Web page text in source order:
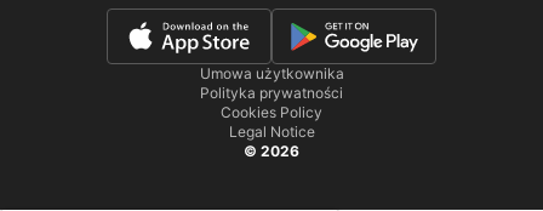
Umowa użytkownika
Polityka prywatności
Cookies Policy
Legal Notice
© 2026